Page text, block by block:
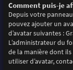
Comment puis-je
Depuis votre
pouvez ajouter un
d’avatar suivantes :
L’administrateur du
de la manière dont
utiliser d’avatar,